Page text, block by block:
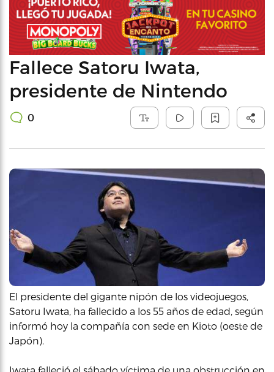
Fallece Satoru Iwata,
presidente de Nintendo
0
El presidente del gigante nipón de los videojuegos,
Satoru Iwata, ha fallecido a los 55 años de edad, según
informó hoy la compañía con sede en Kioto (oeste de
Japón).